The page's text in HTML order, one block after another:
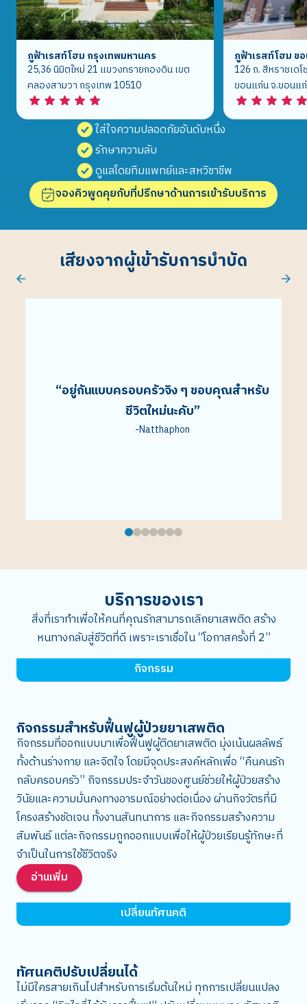
ภูฟ้าเรสท์โฮม กรุงเทพมหานคร
25,36 นิมิตใหม่ 21 แขวงทรายกองดิน เขต
คลองสามวา กรุงเทพ 10510
ภูฟ้าเรสท์โฮม ข
126 ถ. สีหราชเด
ขอนแก่น จ.ขอนแ
ใส่ใจความปลอดภัยอันดับหนึ่ง
รักษาความลับ
ดูแลโดยทีมแพทย์และสหวิชาชีพ
จองคิวพูดคุยกับที่ปรึกษาด้านการเข้ารับบริการ
เสียงจากผู้เข้ารับการบำบัด
“อยู่กันแบบครอบครัวจิง ๆ ขอบคุณสำหรับ
ชีวิตใหม่นะคับ”
-Natthaphon
บริการของเรา
สิ่งที่เราทำเพื่อให้คนที่คุณรักสามารถเลิกยาเสพติด สร้าง
หนทางกลับสู่ชีวิตที่ดี เพราะเราเชื่อใน “โอกาสครั้งที่ 2”
กิจกรรม
กิจกรรมสำหรับฟื้นฟูผู้ป่วยยาเสพติด
กิจกรรมที่ออกแบบมาเพื่อฟื้นฟูผู้ติดยาเสพติด มุ่งเน้นผลลัพธ์
ทั้งด้านร่างกาย และจิตใจ โดยมีจุดประสงค์หลักเพื่อ “คืนคนรัก
กลับครอบครัว” กิจกรรมประจำวันของศูนย์ช่วยให้ผู้ป่วยสร้าง
วินัยและความมั่นคงทางอารมณ์อย่างต่อเนื่อง ผ่านกิจวัตรที่มี
โครงสร้างชัดเจน ทั้งงานสันทนาการ และกิจกรรมสร้างความ
สัมพันธ์ แต่ละกิจกรรมถูกออกแบบเพื่อให้ผู้ป่วยเรียนรู้ทักษะที่
จำเป็นในการใช้ชีวิตจริง
อ่านเพิ่ม
เปลี่ยนทัศนคติ
ทัศนคติปรับเปลี่ยนได้
ไม่มีใครสายเกินไปสำหรับการเริ่มต้นใหม่ ทุกการเปลี่ยนแปลง